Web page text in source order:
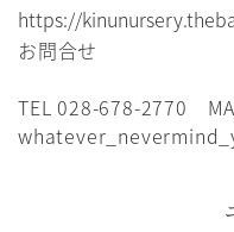
https://
お問合せ
TEL 028-678-2770